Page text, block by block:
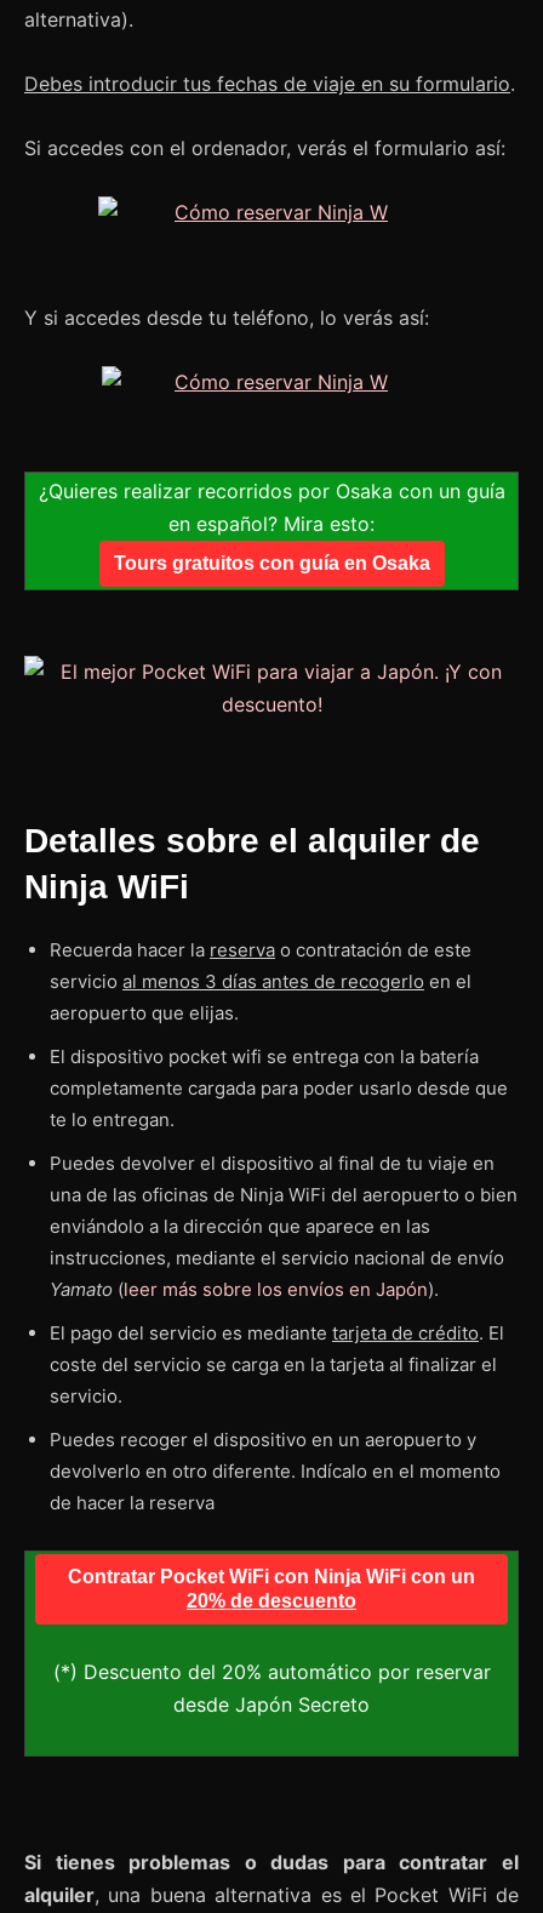
alternativa).
Debes introducir tus fechas de viaje en su formulario.
Si accedes con el ordenador, verás el formulario así:
Y si accedes desde tu teléfono, lo verás así:
¿Quieres realizar recorridos por Osaka con un guía
en español? Mira esto:
Tours gratuitos con guía en Osaka
Detalles sobre el alquiler de
Ninja WiFi
Recuerda hacer la reserva o contratación de este
servicio al menos 3 días antes de recogerlo en el
aeropuerto que elijas.
El dispositivo pocket wifi se entrega con la batería
completamente cargada para poder usarlo desde que
te lo entregan.
Puedes devolver el dispositivo al final de tu viaje en
una de las oficinas de Ninja WiFi del aeropuerto o bien
enviándolo a la dirección que aparece en las
instrucciones, mediante el servicio nacional de envío
Yamato (leer más sobre los envíos en Japón).
El pago del servicio es mediante tarjeta de crédito. El
coste del servicio se carga en la tarjeta al finalizar el
servicio.
Puedes recoger el dispositivo en un aeropuerto y
devolverlo en otro diferente. Indícalo en el momento
de hacer la reserva
Contratar Pocket WiFi con Ninja WiFi con un
20% de descuento
(*) Descuento del 20% automático por reservar
desde Japón Secreto
Si tienes problemas o dudas para contratar el
alquiler, una buena alternativa es el Pocket WiFi de